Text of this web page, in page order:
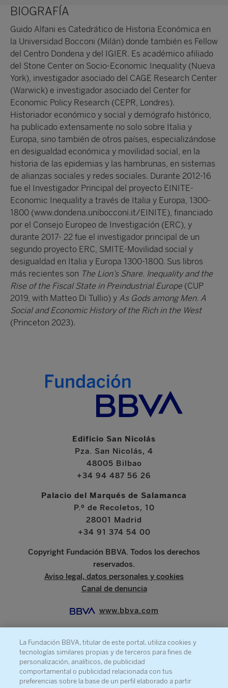
BIOGRAFÍA
Guido Alfani es Catedrático de Historia Económica en
la Universidad Bocconi (Milán) donde también es Fellow
del Centro Dondena y del IGIER. Es académico afiliado
del Stone Center on Socio-Economic Inequality (Nueva
York), investigador asociado del CAGE Research Center
(Warwick) e investigador asociado del Center for
Economic Policy Research (CEPR, Londres).
Historiador económico y social y demógrafo histórico,
ha publicado extensamente no solo sobre Italia y
Europa, sino también de otros países, especializándose
en desigualdad económica y movilidad social, en la
historia de las epidemias y las hambrunas, en sistemas
de alianzas sociales y redes sociales. Durante 2012-16
fue el Investigador Principal del proyecto EINITE-
Economic Inequality a través de Italia y Europa, 1300-
1800 (www.dondena.unibocconi.it/EINITE), financiado
por el Consejo Europeo de Investigación (ERC), y
durante 2017- 22 fue el investigador principal de un
segundo proyecto ERC, SMITE-Movilidad social y
desigualdad en Italia y Europa 1300-1800. Sus libros
más recientes son The Lion’s Share. Inequality and the
Rise of the Fiscal State in Preindustrial Europe (CUP
2019, with Matteo Di Tullio) y As Gods among Men. A
Social and Economic History of the Rich in the West
(Princeton 2023).
Edificio San Nicolás
Pza. San Nicolás, 4
48005 Bilbao
+34 94 487 56 26
Palacio del Marqués de Salamanca
P.º de Recoletos, 10
28001 Madrid
+34 91 374 54 00
Copyright Fundación BBVA. Todos los derechos
reservados.
Aviso legal, datos personales y cookies
Canal de denuncia
www.bbva.com
SOBRE LA FUNDACIÓN
PRENSA
La Fundación BBVA, titular de este portal, utiliza cookies y
tecnologías similares propias y de terceros para fines de
personalización, analíticos, de publicidad
comportamental o publicidad relacionada con tus
preferencias sobre la base de un perfil elaborado a partir